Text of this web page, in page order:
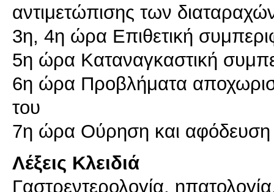
αντιμετώπισης των
3η, 4η ώρα Επιθετική
5η ώρα Καταναγκαστική
6η ώρα Προβλήματα
του
7η ώρα Ούρηση και αφόδευση
Λέξεις Κλειδιά
Γαστρεντερολογία,